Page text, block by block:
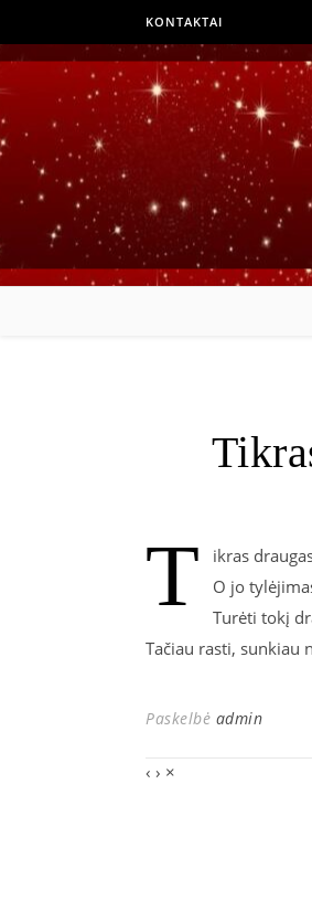
KONTAKTAI
T
ikras
O jo
Turėti tokį
Tačiau rasti, sunkiau
Paskelbė admin
‹ › ×